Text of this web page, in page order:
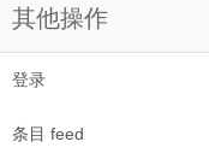
其他操作
登录
条目 feed